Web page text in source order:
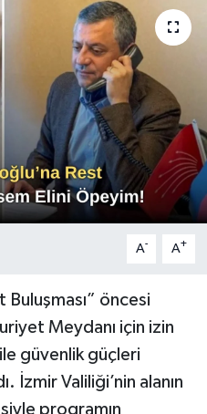
A- A+
Buluşması” öncesi
Meydanı için izin
güvenlik güçleri
İzmir Valiliği’nin alanın
programın